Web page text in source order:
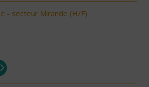
- secteur Mirande (H/F)